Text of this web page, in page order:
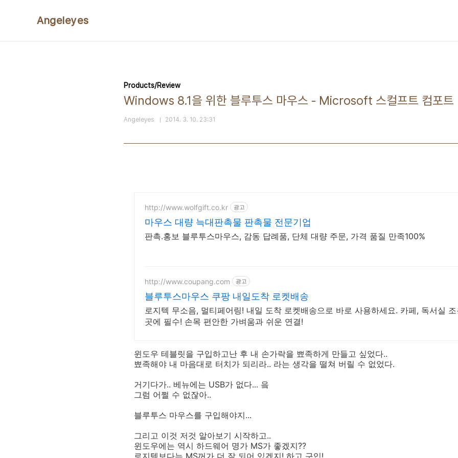
Angeleyes
Products/Review
Windows 8.1을 위한 블루투스 마우스 - Microsoft 스컬프트 컴포트
Angeleyes 2014. 3. 10. 23:31
http://www.wolfgift.co.kr 광고
마우스 대량 늑대판촉물 판촉물 전문기업
판촉.홍보 블루투스마우스, 감동 답례품, 단체 대량 주문, 가격 품질 만족100%
http://www.coupang.com 광고
블루투스마우스 쿠팡 내일도착 로켓배송
로지텍 무소음, 멀티페어링! 내일 도착 로켓배송으로 바로 사용하세요. 카페, 독서실
곳에 필수! 손목 편안한 가벼움과 쉬운 연결!
윈도우 테블릿을 구입하고난 후 내 손가락을 뾰족하게 만들고 싶었다..
뾰족해야 내 마음대로 터치가 되리라.. 라는 생각을 떨쳐 버릴 수 없었다.
거기다가.. 베뉴에는 USB가 없다... 읔
그럼 어쩔 수 없잖아..
블루투스 마우스를 구입해야지...
그리고 이것 저것 알아보기 시작하고..
윈도우에는 역시 하드웨어 명가 MS가 좋겠지??
로지텍보다는 MS꺼가 더 잘 되어 있겠지! 하고 구입!